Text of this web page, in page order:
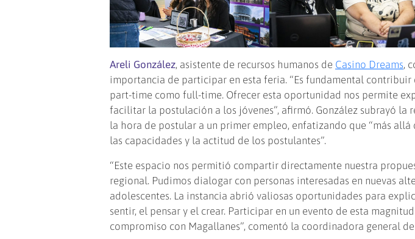
Areli González, asistente de recursos humanos de Casino Dreams,
importancia de participar en esta feria. “Es fundamental contribuir
part-time como full-time. Ofrecer esta oportunidad nos permite
facilitar la postulación a los jóvenes”, afirmó. González subrayó la
la hora de postular a un primer empleo, enfatizando que “más allá
las capacidades y la actitud de los postulantes”.
“Este espacio nos permitió compartir directamente nuestra
regional. Pudimos dialogar con personas interesadas en nuevas
adolescentes. La instancia abrió valiosas oportunidades para
sentir, el pensar y el crear. Participar en un evento de esta
compromiso con Magallanes”, comentó la coordinadora general